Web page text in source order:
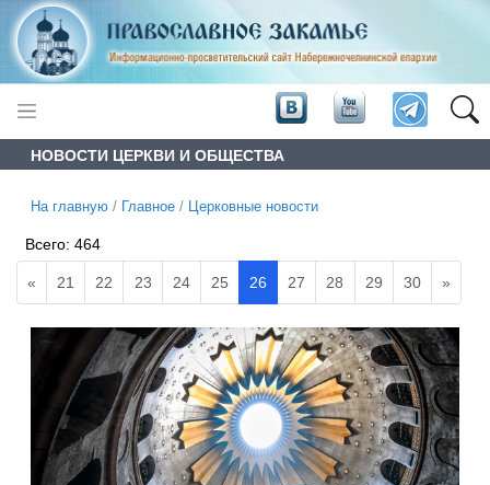
НОВОСТИ ЦЕРКВИ И ОБЩЕСТВА
На главную / Главное / Церковные новости
Всего:464
« 21 22 23 24 25 26 27 28 29 30 »